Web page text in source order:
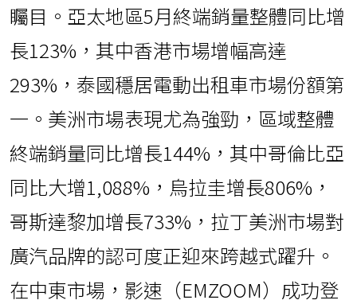
矚目。亞太地區5月終端銷量整體同比增
長123%，其中香港市場增幅高達
293%，泰國穩居電動出租車市場份額第
一。美洲市場表現尤為強勁，區域整體
終端銷量同比增長144%，其中哥倫比亞
同比大增1,088%，烏拉圭增長806%，
哥斯達黎加增長733%，拉丁美洲市場對
廣汽品牌的認可度正迎來跨越式躍升。
在中東市場，影速（EMZOOM）成功登